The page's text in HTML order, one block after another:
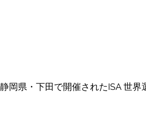
岡県・下田で開催されたISA 世界